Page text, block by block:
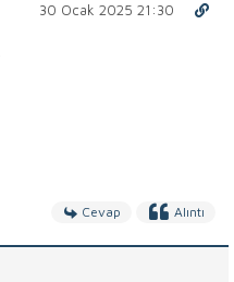
30 Ocak 2025 21:30
Cevap Alıntı